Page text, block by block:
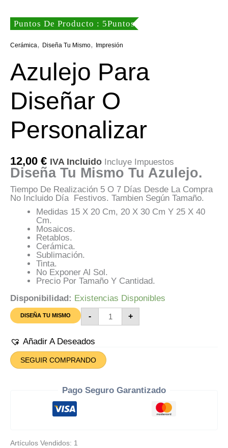
Puntos De Producto : 5Puntos
Cerámica, Diseña Tu Mismo, Impresión
Azulejo Para
Diseñar O
Personalizar
12,00 € IVA Incluido Incluye Impuestos
Diseña Tu Mismo Tu Azulejo.
Tiempo De Realización 5 O 7 Días Desde La Compra
No Incluido Día Festivos. Tambien Según Tamaño.
Medidas 15 X 20 Cm, 20 X 30 Cm Y 25 X 40
Cm.
Mosaicos.
Retablos.
Cerámica.
Sublimación.
Tinta.
No Exponer Al Sol.
Precio Por Tamaño Y Cantidad.
Disponibilidad: Existencias Disponibles
-
Azulejo
Para
Diseñar
Cantidad
+
DISEÑA TU MISMO
Añadir A Deseados
SEGUIR COMPRANDO
Pago Seguro Garantizado
Artículos Vendidos: 1